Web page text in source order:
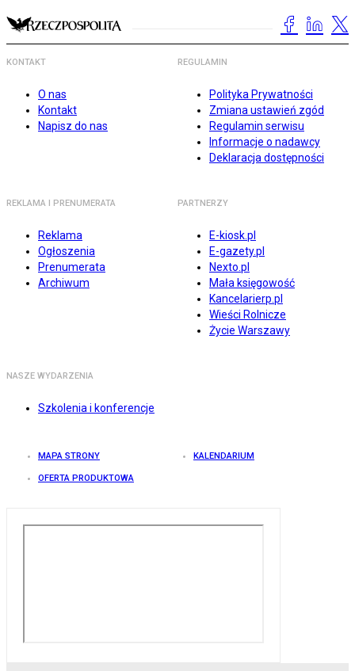
KONTAKT
O nas
Kontakt
Napisz do nas
REGULAMIN
Polityka Prywatności
Zmiana ustawień zgód
Regulamin serwisu
Informacje o nadawcy
Deklaracja dostępności
REKLAMA I PRENUMERATA
Reklama
Ogłoszenia
Prenumerata
Archiwum
PARTNERZY
E-kiosk.pl
E-gazety.pl
Nexto.pl
Mała księgowość
Kancelarierp.pl
Wieści Rolnicze
Życie Warszawy
NASZE WYDARZENIA
Szkolenia i konferencje
MAPA STRONY KALENDARIUM
OFERTA PRODUKTOWA